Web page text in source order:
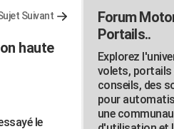
Suivant
haute
le
Forum
Portails..
Explorez
volets, portails
conseils, des
pour
une